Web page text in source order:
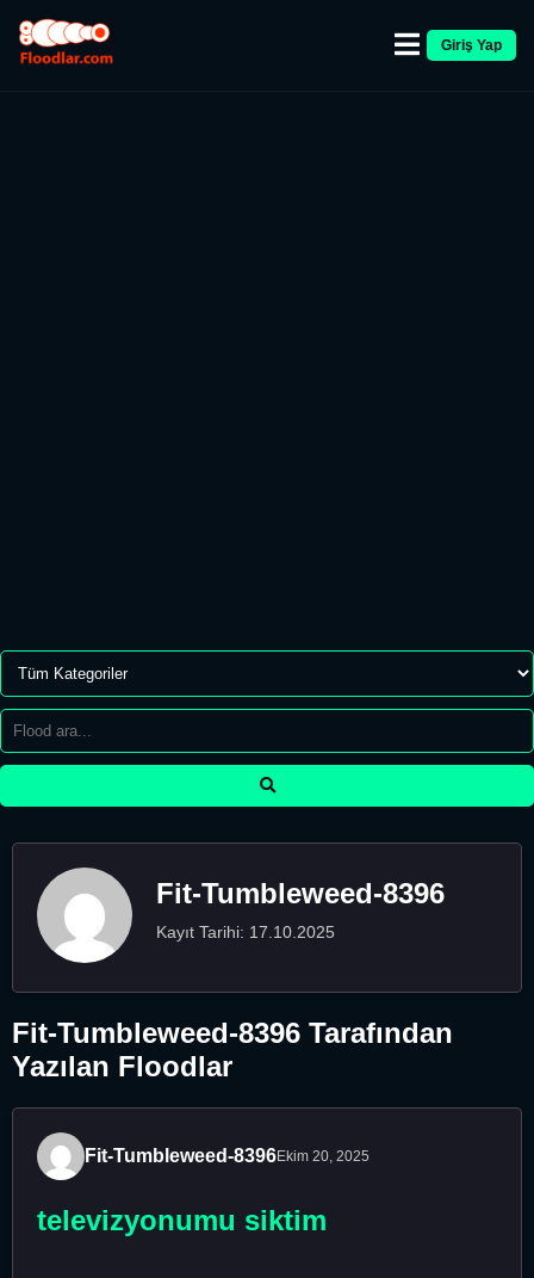
Giriş Yap
Fit-Tumbleweed-8396
Kayıt Tarihi: 17.10.2025
Fit-Tumbleweed-8396 Tarafından
Yazılan Floodlar
Fit-Tumbleweed-8396Ekim 20, 2025
televizyonumu siktim